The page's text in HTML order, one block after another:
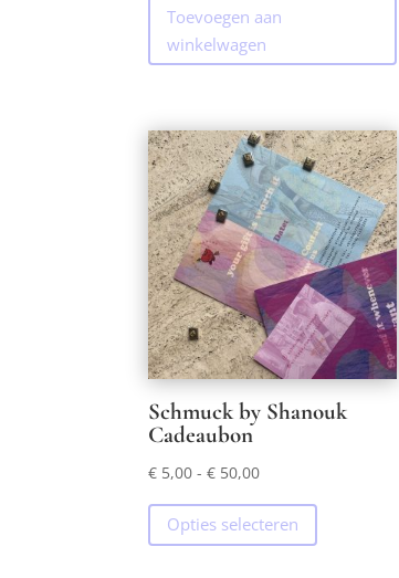
Toevoegen aan
winkelwagen
Schmuck by Shanouk
Cadeaubon
€ 5,00 - € 50,00Prijsklasse:
€ 5,00
tot
Opties selecteren